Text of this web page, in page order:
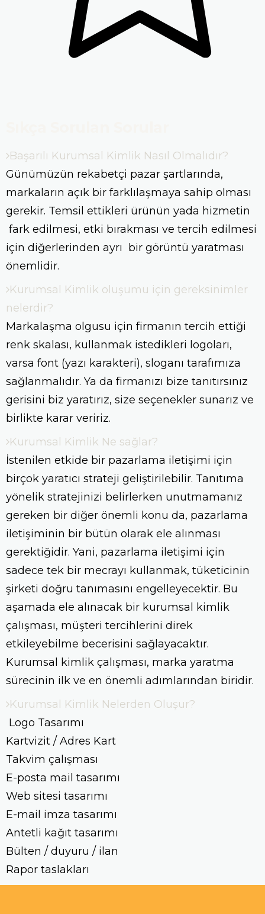
Başarılı Kurumsal Kimlik Nasıl Olmalıdır?
Günümüzün rekabetçi pazar şartlarında,
markaların açık bir farklılaşmaya sahip olması
gerekir. Temsil ettikleri ürünün yada hizmetin
fark edilmesi, etki bırakması ve tercih edilmesi
için diğerlerinden ayrı bir görüntü yaratması
önemlidir.
Kurumsal Kimlik oluşumu için gereksinimler
nelerdir?
Markalaşma olgusu için firmanın tercih ettiği
renk skalası, kullanmak istedikleri logoları,
varsa font (yazı karakteri), sloganı tarafımıza
sağlanmalıdır. Ya da firmanızı bize tanıtırsınız
gerisini biz yaratırız, size seçenekler sunarız ve
birlikte karar veririz.
Kurumsal Kimlik Ne sağlar?
İstenilen etkide bir pazarlama iletişimi için
birçok yaratıcı strateji geliştirilebilir. Tanıtıma
yönelik stratejinizi belirlerken unutmamanız
gereken bir diğer önemli konu da, pazarlama
iletişiminin bir bütün olarak ele alınması
gerektiğidir. Yani, pazarlama iletişimi için
sadece tek bir mecrayı kullanmak, tüketicinin
şirketi doğru tanımasını engelleyecektir. Bu
aşamada ele alınacak bir kurumsal kimlik
çalışması, müşteri tercihlerini direk
etkileyebilme becerisini sağlayacaktır.
Kurumsal kimlik çalışması, marka yaratma
sürecinin ilk ve en önemli adımlarından biridir.
Kurumsal Kimlik Nelerden Oluşur?
Logo Tasarımı
Kartvizit / Adres Kart
Takvim çalışması
E-posta mail tasarımı
Web sitesi tasarımı
E-mail imza tasarımı
Antetli kağıt tasarımı
Bülten / duyuru / ilan
Rapor taslakları